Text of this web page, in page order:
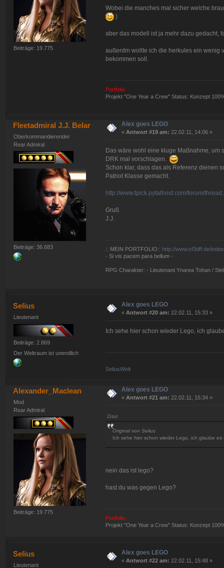
Beiträge: 19.775
Wobei die manches mal sicher welche
)
aber das modell ist ja mehr dazu gedacht,
außerdm wollte ich die herkules ein wenig
bekommen soll.
Portfolio
Projekt "One Year a Crew" Status: Konzept
Fleetadmiral J.J. Belar
Oberkommandierender
Rear Admiral
Beiträge: 36.683
Alex goes LEGO
« Antwort #19 am: 22.02.11, 14:06 »
Das wäre wohl eine kluge Maßnahme, um
DRK mal vorschlagen.
Schon klar, dass das als Referenz dienen
Patriot Klasse gemacht.
http://www.tpick.pytalhost.com/forum/
Gruß
J.J.
:: MEIN PORTFOLIO:: http://www.sf3dff.de/
- Si vis pacem para bellum -
RPG Charakter: - Lieutenant Ynarea Tohan /
Selius
Lieutenant
Beiträge: 2.869
Der Weltraum ist unendlich
Alex goes LEGO
« Antwort #20 am: 22.02.11, 15:33 »
Ich sehe hier schon wieder Lego, ich
SeliusWelt
Alexander_Maclean
Mod
Rear Admiral
Beiträge: 19.775
Alex goes LEGO
« Antwort #21 am: 22.02.11, 15:34 »
Zitat
Original von Selius
Ich sehe hier schon wieder Lego, ich glaube es
nein das ist lego?
hast du was gegen Lego?
Portfolio
Projekt "One Year a Crew" Status: Konzept
Selius
Lieutenant
Alex goes LEGO
« Antwort #22 am: 22.02.11, 15:48 »